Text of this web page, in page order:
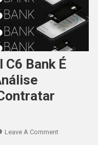
Bank É
Leave A CommentOn